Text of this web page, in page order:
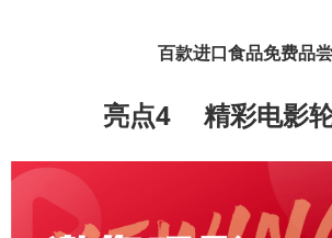
百款进口食品免费品尝
亮点4 精彩电影